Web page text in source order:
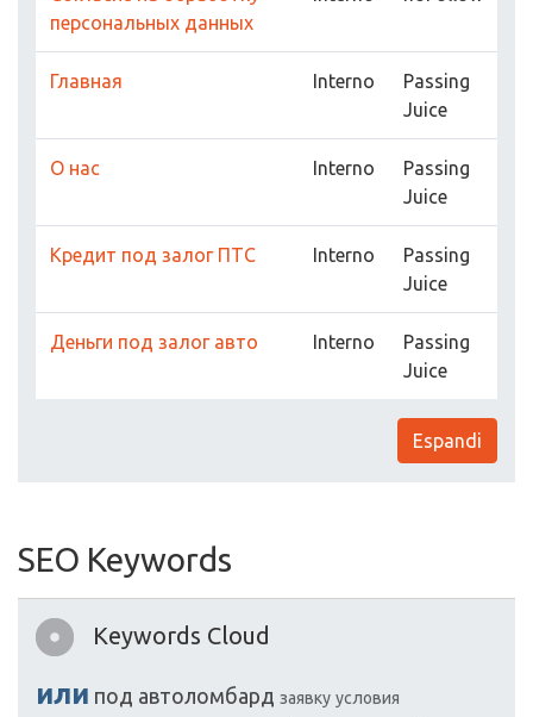
персональных данных
Главная Interno
Passing
Juice
О нас Interno
Passing
Juice
Кредит под залог ПТС Interno
Passing
Juice
Деньги под залог авто Interno
Passing
Juice
Espandi
SEO Keywords
Keywords Cloud
или под автоломбард заявку условия